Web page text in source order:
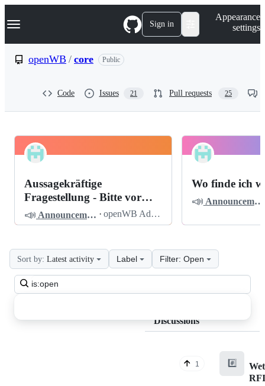
k
p
Navigation Menu Sign in
Appearance
settings
openWB / core Public
Code Issues 21 Pull requests 25
openWB
Discussions
Pinned
Aussagekräftige
Fragestellung - Bitte vor
dem Posten lesen
📣 Announcements · openWB Admin
Wo finde ich
📣 Announcements
Search
all
Sort by: Latest activity Label Filter: Open
Discussions
1 #️⃣